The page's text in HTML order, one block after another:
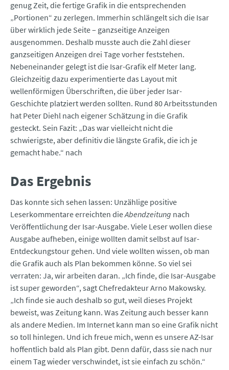
genug Zeit, die fertige Grafik in die entsprechenden
„Portionen“ zu zerlegen. Immerhin schlängelt sich die Isar
über wirklich jede Seite – ganzseitige Anzeigen
ausgenommen. Deshalb musste auch die Zahl dieser
ganzseitigen Anzeigen drei Tage vorher feststehen.
Nebeneinander gelegt ist die Isar-Grafik elf Meter lang.
Gleichzeitig dazu experimentierte das Layout mit
wellenförmigen Überschriften, die über jeder Isar-
Geschichte platziert werden sollten. Rund 80 Arbeitsstunden
hat Peter Diehl nach eigener Schätzung in die Grafik
gesteckt. Sein Fazit: „Das war vielleicht nicht die
schwierigste, aber definitiv die längste Grafik, die ich je
gemacht habe.“ nach
Das Ergebnis
Das konnte sich sehen lassen: Unzählige positive
Leserkommentare erreichten dieAbendzeitung nach
Veröffentlichung der Isar-Ausgabe. Viele Leser wollen diese
Ausgabe aufheben, einige wollten damit selbst auf Isar-
Entdeckungstour gehen. Und viele wollten wissen, ob man
die Grafik auch als Plan bekommen könne. So viel sei
verraten: Ja, wir arbeiten daran. „Ich finde, die Isar-Ausgabe
ist super geworden“, sagt Chefredakteur Arno Makowsky.
„Ich finde sie auch deshalb so gut, weil dieses Projekt
beweist, was Zeitung kann. Was Zeitung auch besser kann
als andere Medien. Im Internet kann man so eine Grafik nicht
so toll hinlegen. Und ich freue mich, wenn es unsere AZ-Isar
hoffentlich bald als Plan gibt. Denn dafür, dass sie nach nur
einem Tag wieder verschwindet, ist sie einfach zu schön.“